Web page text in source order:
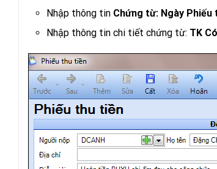
Nhập thông tin Chứng từ: Ngày Phiếu
Nhập thông tin chi tiết chứng từ: TK